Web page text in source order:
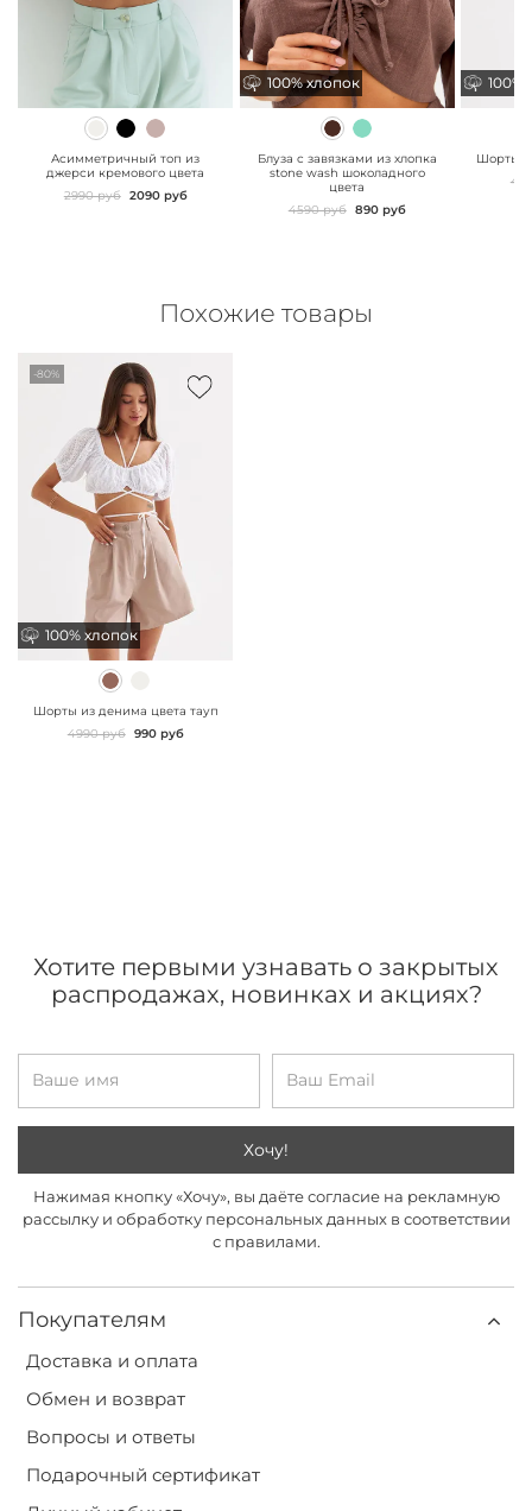
" class="js-prevent-
images">
Асимметричный топ из
джерси кремового цвета
2990 руб 2090 руб
100% хлопок
" class="js-prevent-
100% хлопок
Блуза с завязками из хлопка
stone wash шоколадного
цвета
4590 руб 890 руб
100%
100%
Шорты
Похожие товары
-80%
100% хлопок
" class="js-prevent-
100% хлопок
Шорты из денима цвета тауп
4990 руб 990 руб
Покупателям
Доставка и оплата
Обмен и возврат
Вопросы и ответы
Подарочный сертификат
Хотите первыми узнавать о закрытых
распродажах, новинках и акциях?
Хочу!
Нажимая кнопку «Хочу», вы даёте согласие на рекламную
рассылку и обработку персональных данных в соответствии
с правилами.